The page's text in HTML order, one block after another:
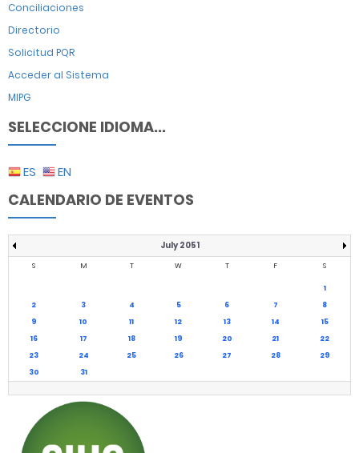
Conciliaciones
Directorio
Solicitud PQR
Acceder al Sistema
MIPG
SELECCIONE IDIOMA...
ES EN
CALENDARIO DE EVENTOS
July 2051
S M T W T F S
1
2
3 4 5 6 7
8
9
10 11 12 13 14
15
16
17 18 19 20 21
22
23
24 25 26 27 28
29
30
31